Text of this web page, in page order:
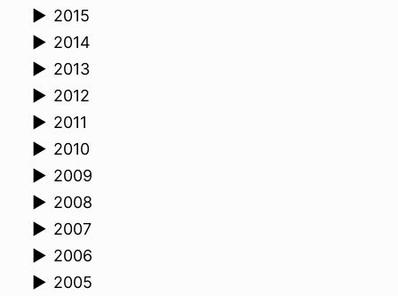
► 2015
► 2014
► 2013
► 2012
► 2011
► 2010
► 2009
► 2008
► 2007
► 2006
► 2005